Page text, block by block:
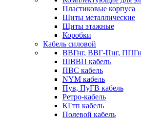
Пластиковые корпуса
Щиты металлические
Щиты этажные
Коробки
Кабель силовой
ВВГнг, ВВГ-Пнг,
ШВВП кабель
ПВС кабель
NYM кабель
Пув, ПуГВ кабель
Ретро-кабель
КГтп кабель
Полевой кабель